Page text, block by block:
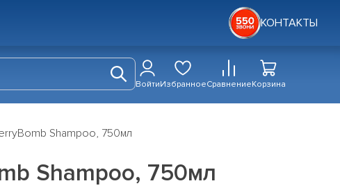
КОНТАКТЫ
ВойтиИзбранноеСравнениеКорзина
Shampoo, 750мл
Shampoo, 750мл